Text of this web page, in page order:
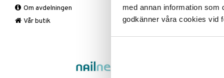
med annan information som
godkänner våra cookies vid
Stödstrumpor
Knästrumpa
Vad
Rygg & Nacke
Smärtstillande
Kalcium
Krom
Om avdelningen
Vår butik